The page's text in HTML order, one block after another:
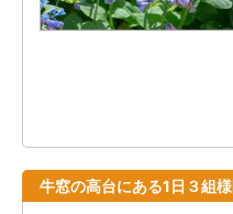
牛窓の高台にある1日３組